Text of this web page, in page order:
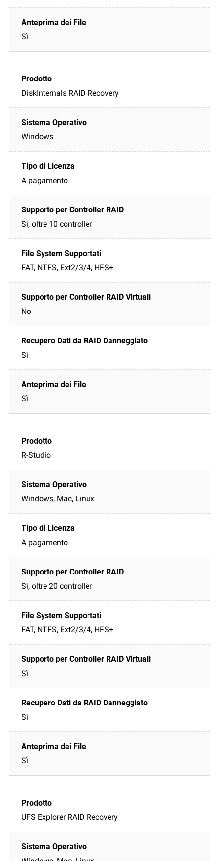
Sì
DiskInternals RAID Recovery
Windows
A pagamento
Sì, oltre 10 controller
FAT, NTFS, Ext2/3/4, HFS+
No
Sì
Sì
R-Studio
Windows, Mac, Linux
A pagamento
Sì, oltre 20 controller
FAT, NTFS, Ext2/3/4, HFS+
Sì
Sì
Sì
UFS Explorer RAID Recovery